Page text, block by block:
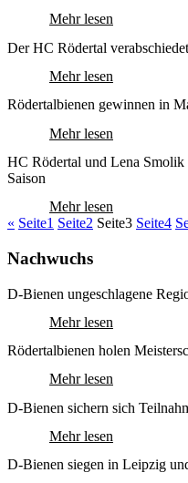
Mehr lesen
Der HC Rödertal
Mehr lesen
Rödertalbienen gewinnen in
Mehr lesen
HC Rödertal und Lena Smolik
Saison
Mehr lesen
« Seite1 Seite2 Seite3 Seite4
Nachwuchs
D-Bienen ungeschlagene
Mehr lesen
Rödertalbienen holen
Mehr lesen
D-Bienen sichern sich
Mehr lesen
D-Bienen siegen in Leipzig